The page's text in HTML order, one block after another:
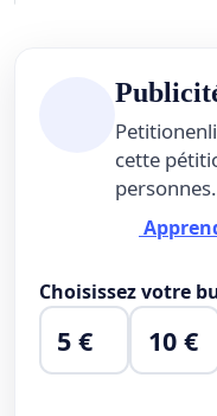
cette
personnes.
Choisissez votre
5 € 10 €